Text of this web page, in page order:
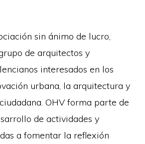
sin ánimo de lucro,
de arquitectos y
interesados en los
urbana, la arquitectura y
OHV forma parte de
de actividades y
a fomentar la reflexión